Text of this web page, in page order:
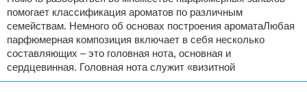
помогает классификация ароматов по различным
семействам. Немного об основах построения ароматаЛюбая
парфюмерная композиция включает в себя несколько
составляющих – это головная нота, основная и
сердцевинная. Головная нота служит «визитной